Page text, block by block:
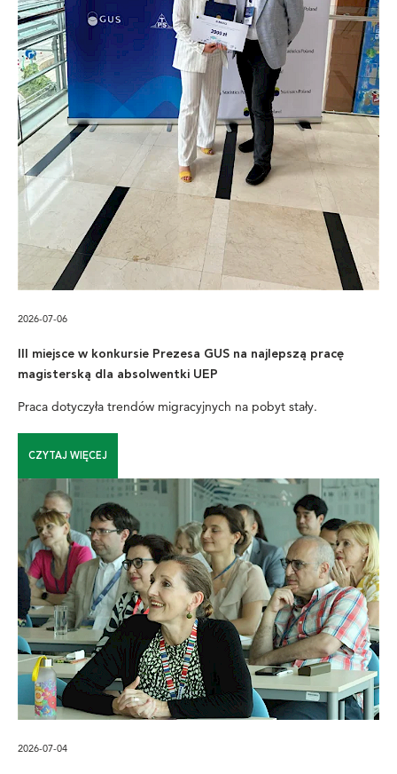
2026-07-06
III miejsce w konkursie Prezesa GUS na najlepszą pracę
magisterską dla absolwentki UEP
Praca dotyczyła trendów migracyjnych na pobyt stały.
CZYTAJ WIĘCEJ
2026-07-04